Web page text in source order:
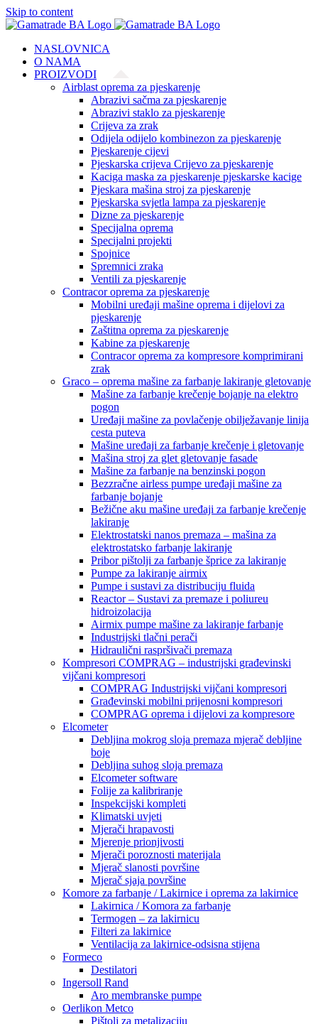
Skip to content
NASLOVNICA
O NAMA
PROIZVODI
Airblast oprema za pjeskarenje
Abrazivi sačma za pjeskarenje
Abrazivi staklo za pjeskarenje
Crijeva za zrak
Odijela odijelo kombinezon za pjeskarenje
Pjeskarenje cijevi
Pjeskarska crijeva Crijevo za pjeskarenje
Kaciga maska za pjeskarenje pjeskarske kacige
Pjeskara mašina stroj za pjeskarenje
Pjeskarska svjetla lampa za pjeskarenje
Dizne za pjeskarenje
Specijalna oprema
Specijalni projekti
Spojnice
Spremnici zraka
Ventili za pjeskarenje
Contracor oprema za pjeskarenje
Mobilni uređaji mašine oprema i dijelovi za
pjeskarenje
Zaštitna oprema za pjeskarenje
Kabine za pjeskarenje
Contracor oprema za kompresore komprimirani
zrak
Graco – oprema mašine za farbanje lakiranje gletovanje
Mašine za farbanje krečenje bojanje na elektro
pogon
Uređaji mašine za povlačenje obilježavanje linija
cesta puteva
Mašine uređaji za farbanje krečenje i gletovanje
Mašina stroj za glet gletovanje fasade
Mašine za farbanje na benzinski pogon
Bezzračne airless pumpe uređaji mašine za
farbanje bojanje
Bežične aku mašine uređaji za farbanje krečenje
lakiranje
Elektrostatski nanos premaza – mašina za
elektrostatsko farbanje lakiranje
Pribor pištolji za farbanje šprice za lakiranje
Pumpe za lakiranje airmix
Pumpe i sustavi za distribuciju fluida
Reactor – Sustavi za premaze i poliureu
hidroizolacija
Airmix pumpe mašine za lakiranje farbanje
Industrijski tlačni perači
Hidraulični raspršivači premaza
Kompresori COMPRAG – industrijski građevinski
vijčani kompresori
COMPRAG Industrijski vijčani kompresori
Građevinski mobilni prijenosni kompresori
COMPRAG oprema i dijelovi za kompresore
Elcometer
Debljina mokrog sloja premaza mjerač debljine
boje
Debljina suhog sloja premaza
Elcometer software
Folije za kalibriranje
Inspekcijski kompleti
Klimatski uvjeti
Mjerači hrapavosti
Mjerenje prionjivosti
Mjerači poroznosti materijala
Mjerač slanosti površine
Mjerač sjaja površine
Komore za farbanje / Lakirnice i oprema za lakirnice
Lakirnica / Komora za farbanje
Termogen – za lakirnicu
Filteri za lakirnice
Ventilacija za lakirnice-odsisna stijena
Formeco
Destilatori
Ingersoll Rand
Aro membranske pumpe
Oerlikon Metco
Pištolj za metalizaciju